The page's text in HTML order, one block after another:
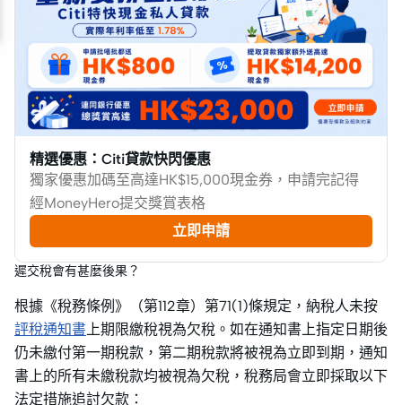
精選優惠：Citi貸款快閃優惠
獨家優惠加碼至高達HK$15,000現金券，申請完記得
經MoneyHero提交獎賞表格
立即申請
遲交稅會有甚麼後果？
根據《稅務條例》（第112章）第71(1)條規定，納稅人未按
評稅通知書 上期限繳稅視為欠稅。如在通知書上指定日期後
仍未繳付第一期稅款，第二期稅款將被視為立即到期，通知
書上的所有未繳稅款均被視為欠稅，稅務局會立即採取以下
法定措施追討欠款：